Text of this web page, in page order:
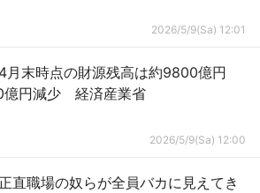
2026/5/9(Sa) 12:01
4月末時点の財源残高は約9800億円
億円減少 経済産業省
2026/5/9(Sa) 12:00
直職場の奴らが全員バカに見えてき